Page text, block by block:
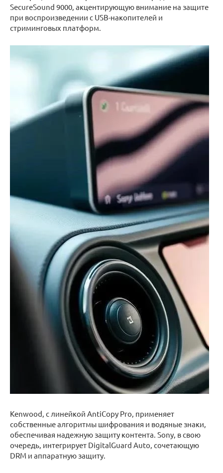
SecureSound 9000, акцентирующую внимание на защите
при воспроизведении с USB-накопителей и
стриминговых платформ.
Kenwood, с линейкой AntiCopy Pro, применяет
собственные алгоритмы шифрования и водяные знаки,
обеспечивая надежную защиту контента. Sony, в свою
очередь, интегрирует DigitalGuard Auto, сочетающую
DRM и аппаратную защиту.